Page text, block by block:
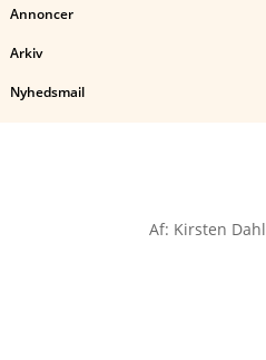
Annoncer
Arkiv
Nyhedsmail
Af: Kirsten Dahl